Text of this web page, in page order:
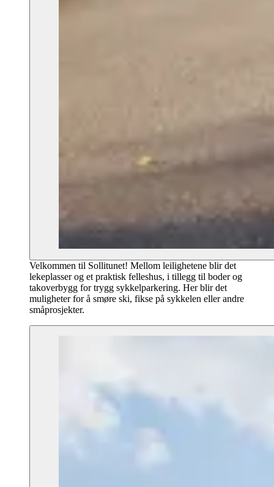
Velkommen til Sollitunet! Mellom leilighetene blir det
lekeplasser og et praktisk felleshus, i tillegg til boder og
takoverbygg for trygg sykkelparkering. Her blir det
muligheter for å smøre ski, fikse på sykkelen eller andre
småprosjekter.